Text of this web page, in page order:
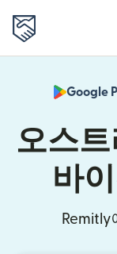
Google
오스
바
Remitly